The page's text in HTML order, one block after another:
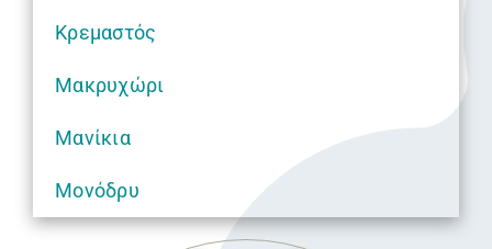
Κρεμαστός
Μακρυχώρι
Mανίκια
Μονόδρυ